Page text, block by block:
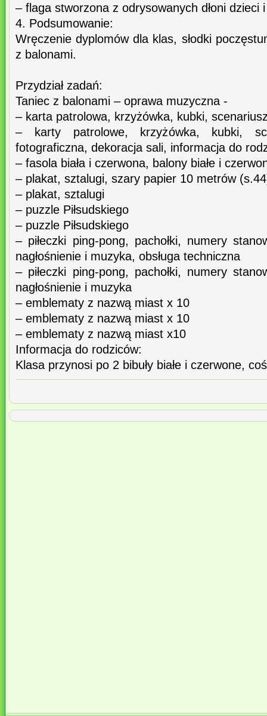
– flaga stworzona z odrysowanych dłoni dzieci
4. Podsumowanie:
Wręczenie dyplomów dla klas, słodki
z balonami.
Przydział zadań:
Taniec z balonami – oprawa muzyczna -
– karta patrolowa, krzyżówka, kubki,
– karty patrolowe, krzyżówka, kubki,
fotograficzna, dekoracja sali, informacja do
– fasola biała i czerwona, balony białe i
– plakat, sztalugi, szary papier 10 metrów
– plakat, sztalugi
– puzzle Piłsudskiego
– puzzle Piłsudskiego
– piłeczki ping-pong, pachołki, numery
nagłośnienie i muzyka, obsługa techniczna
– piłeczki ping-pong, pachołki, numery
nagłośnienie i muzyka
– emblematy z nazwą miast x 10
– emblematy z nazwą miast x 10
– emblematy z nazwą miast x10
Informacja do rodziców:
Klasa przynosi po 2 bibuły białe i czerwone,